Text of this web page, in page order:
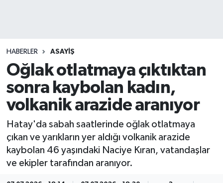
HABERLER ASAYİŞ
Oğlak otlatmaya çıktıktan
sonra kaybolan kadın,
volkanik arazide aranıyor
Hatay'da sabah saatlerinde oğlak otlatmaya
çıkan ve yarıkların yer aldığı volkanik arazide
kaybolan 46 yaşındaki Naciye Kıran, vatandaşlar
ve ekipler tarafından aranıyor.